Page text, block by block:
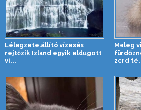
Lélegzetelállító vízesés
rejtőzik Izland egyik eldugott
vi...
Meleg
zord